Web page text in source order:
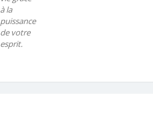
à la
puissance
de votre
esprit.